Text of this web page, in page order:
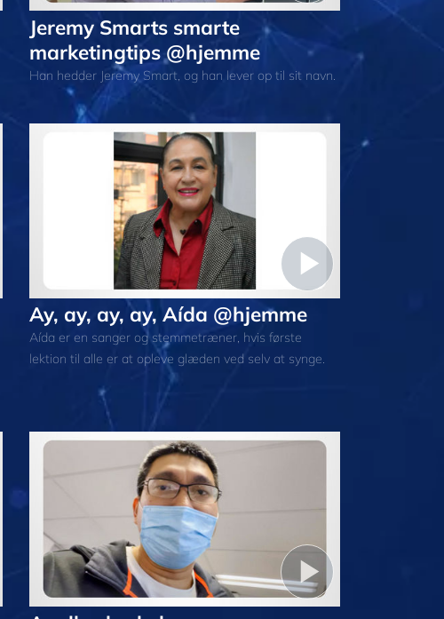
Jeremy Smarts smarte
marketingtips @hjemme
Han hedder Jeremy Smart, og han lever op til sit navn.
Ay, ay, ay, ay, Aída @hjemme
Aída er en sanger og stemmetræner, hvis første
lektion til alle er at opleve glæden ved selv at synge.